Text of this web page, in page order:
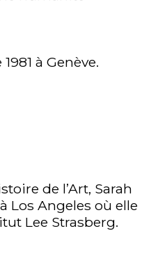
à Genève.
de l’Art, Sarah
Los Angeles où elle
Lee Strasberg.